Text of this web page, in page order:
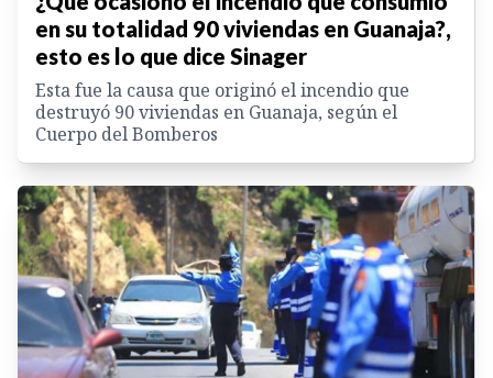
en su totalidad 90 viviendas en Guanaja?,
esto es lo que dice Sinager
Esta fue la causa que originó el incendio que
destruyó 90 viviendas en Guanaja, según el
Cuerpo del Bomberos